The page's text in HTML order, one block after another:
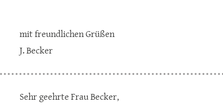
mit freundlichen Grüßen
J. Becker
Sehr geehrte Frau Becker,